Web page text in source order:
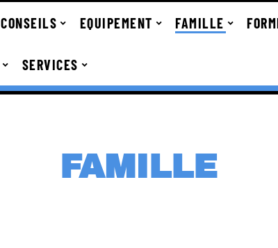
CONSEILS EQUIPEMENT FAMILLE
SERVICES
FAMILLE